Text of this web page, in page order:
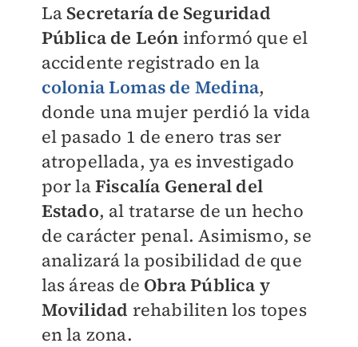
La Secretaría de Seguridad
Pública de León informó que el
accidente registrado en la
colonia Lomas de Medina,
donde una mujer perdió la vida
el pasado 1 de enero tras ser
atropellada, ya es investigado
por laFiscalía General del
Estado, al tratarse de un hecho
de carácter penal. Asimismo, se
analizará la posibilidad de que
las áreas de Obra Pública y
Movilidad rehabiliten los topes
en la zona.